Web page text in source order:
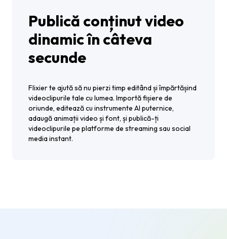
Publică conținut video
dinamic în câteva
secunde
Flixier te ajută să nu pierzi timp editând și împărtășind
videoclipurile tale cu lumea. Importă fișiere de
oriunde, editează cu instrumente AI puternice,
adaugă animații video și font, și publică-ți
videoclipurile pe platforme de streaming sau social
media instant.